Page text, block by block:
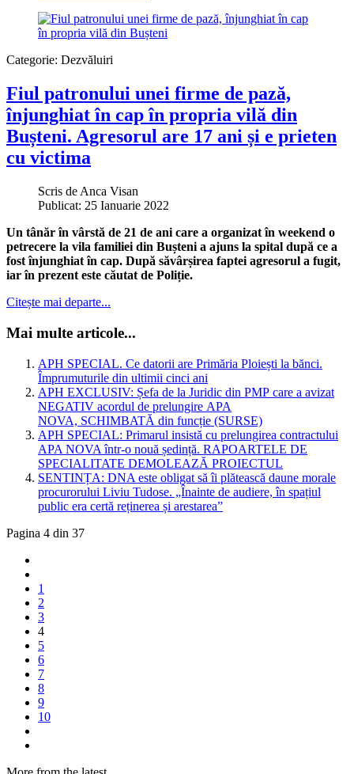
Categorie: Dezvăluiri
Fiul patronului unei firme de pază,
înjunghiat în cap în propria vilă din
Bușteni. Agresorul are 17 ani și e prieten
cu victima
Scris de Anca Visan
Publicat: 25 Ianuarie 2022
Un tânăr în vârstă de 21 de ani care a organizat în weekend o
petrecere la vila familiei din Bușteni a ajuns la spital după ce a
fost înjunghiat în cap. După săvârșirea faptei agresorul a fugit,
iar în prezent este căutat de Poliție.
Citește mai departe...
Mai multe articole...
APH SPECIAL. Ce datorii are Primăria Ploiești la bănci.
Împrumuturile din ultimii cinci ani
APH EXCLUSIV: Șefa de la Juridic din PMP care a avizat
NEGATIV acordul de prelungire APA
NOVA, SCHIMBATĂ din funcție (SURSE)
APH SPECIAL: Primarul insistă cu prelungirea contractului
APA NOVA într-o nouă ședință. RAPOARTELE DE
SPECIALITATE DEMOLEAZĂ PROIECTUL
SENTINȚA: DNA este obligat să îi plătească daune morale
procurorului Liviu Tudose. „Înainte de audiere, în spațiul
public era certă reținerea și arestarea”
Pagina 4 din 37
1
2
3
4
5
6
7
8
9
10